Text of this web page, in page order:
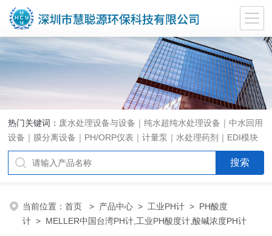
热门关键词： 废水处理设备与设备｜纯水超纯水处理设备｜中水回用
设备｜膜分离设备｜PH/ORP仪表｜计量泵｜水处理药剂｜EDI模块
代理｜EDI模块维修
当前位置：首页 > 产品中心 > 工业PH计 > PH酸度
计 > MELLER中国台湾PH计,工业PH酸度计,酸碱浓度PH计